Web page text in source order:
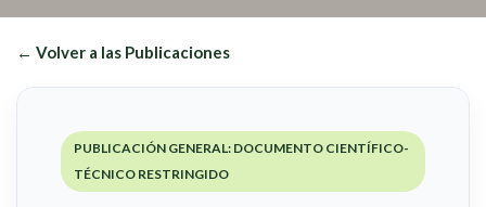
← Volver a las Publicaciones
PUBLICACIÓN GENERAL: DOCUMENTO CIENTÍFICO-
TÉCNICO RESTRINGIDO